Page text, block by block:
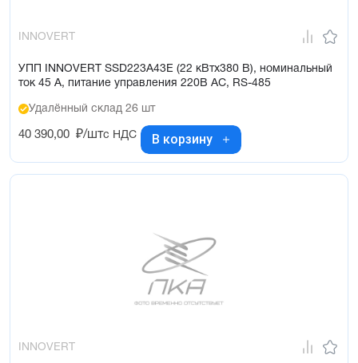
INNOVERT
УПП INNOVERT SSD223A43E (22 кВтx380 В), номинальный
ток 45 А, питание управления 220В AC, RS-485
Удалённый склад 26 шт
40 390,00 ₽/штс НДС В корзину
INNOVERT